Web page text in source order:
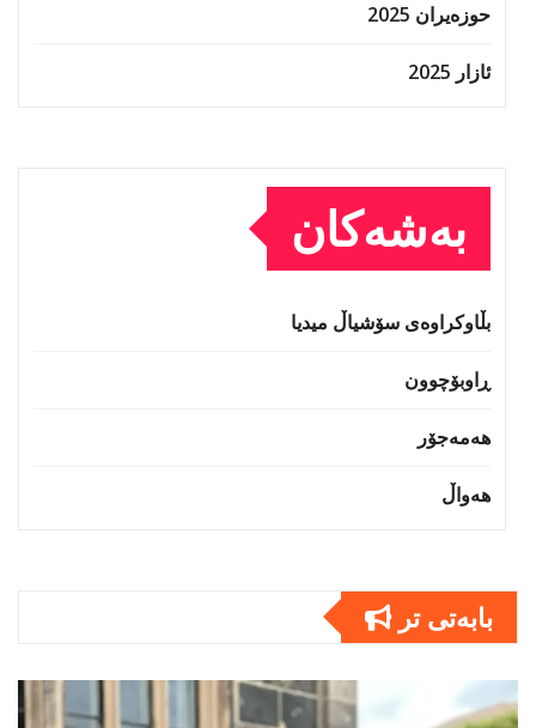
حوزه‌یران 2025
ئازار 2025
بەشەکان
بڵاوکراوەی سۆشیاڵ میدیا
ڕاوبۆچوون
هەمەجۆر
هەواڵ
بابەتى تر